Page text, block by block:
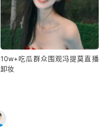
10w+吃瓜群众围观冯提莫直播
卸妆